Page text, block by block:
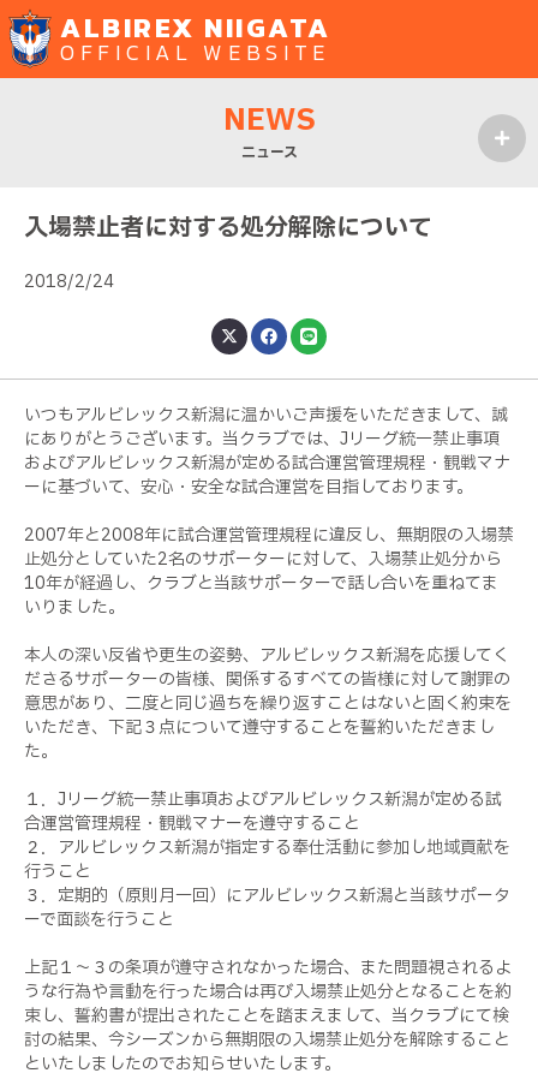
ALBIREX NIIGATA
OFFICIAL WEBSITE
NEWS
ニュース
入場禁止者に対する処分解除について
2018/2/24
いつもアルビレックス新潟に温かいご声援をいただきまして、誠
にありがとうございます。当クラブでは、Jリーグ統一禁止事項
およびアルビレックス新潟が定める試合運営管理規程・観戦マナ
ーに基づいて、安心・安全な試合運営を目指しております。
2007年と2008年に試合運営管理規程に違反し、無期限の入場禁
止処分としていた2名のサポーターに対して、入場禁止処分から
10年が経過し、クラブと当該サポーターで話し合いを重ねてま
いりました。
本人の深い反省や更生の姿勢、アルビレックス新潟を応援してく
ださるサポーターの皆様、関係するすべての皆様に対して謝罪の
意思があり、二度と同じ過ちを繰り返すことはないと固く約束を
いただき、下記３点について遵守することを誓約いただきまし
た。
１．Jリーグ統一禁止事項およびアルビレックス新潟が定める試
合運営管理規程・観戦マナーを遵守すること
２．アルビレックス新潟が指定する奉仕活動に参加し地域貢献を
行うこと
３．定期的（原則月一回）にアルビレックス新潟と当該サポータ
ーで面談を行うこと
上記１～３の条項が遵守されなかった場合、また問題視されるよ
うな行為や言動を行った場合は再び入場禁止処分となることを約
束し、誓約書が提出されたことを踏まえまして、当クラブにて検
討の結果、今シーズンから無期限の入場禁止処分を解除すること
といたしましたのでお知らせいたします。